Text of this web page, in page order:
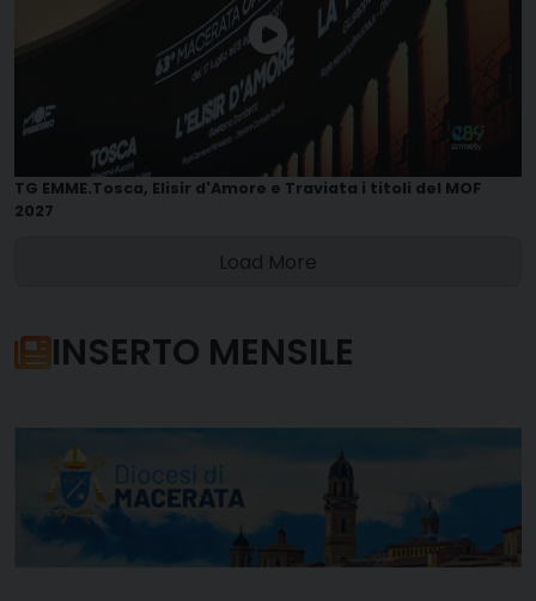
TG EMME.Tosca, Elisir d'Amore e Traviata i titoli del MOF
2027
Load More
INSERTO MENSILE